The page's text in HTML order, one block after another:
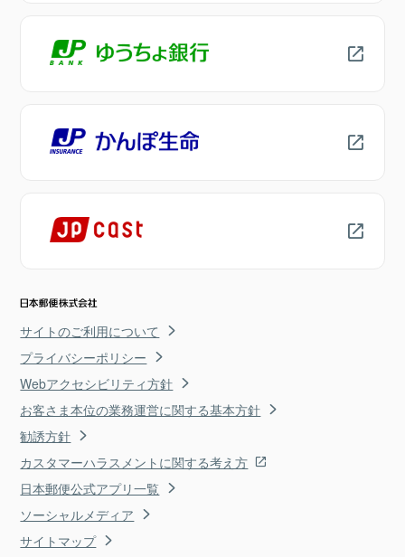
サイトのご利用について
プライバシーポリシー
Webアクセシビリティ方針
お客さま本位の業務運営に関する基本方針
勧誘方針
カスタマーハラスメントに関する考え方
日本郵便公式アプリ一覧
ソーシャルメディア
サイトマップ